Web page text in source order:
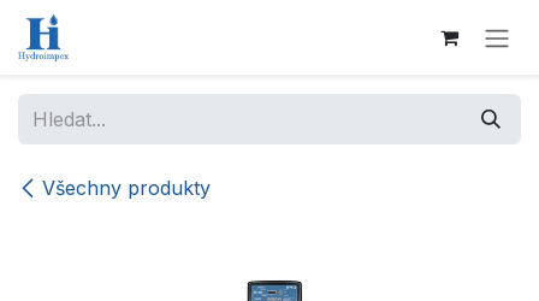
Přejít na obsah
Všechny produkty